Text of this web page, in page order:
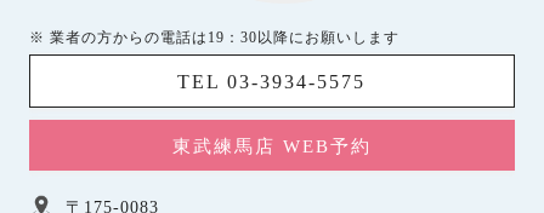
※ 業者の方からの電話は19：30以降にお願いします
TEL 03-3934-5575
東武練馬店 WEB予約
〒175-0083